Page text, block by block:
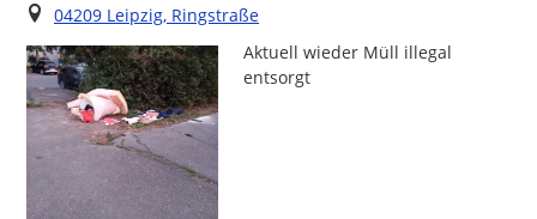
Ort
04209 Leipzig, Ringstraße
Aktuell wieder Müll illegal
entsorgt